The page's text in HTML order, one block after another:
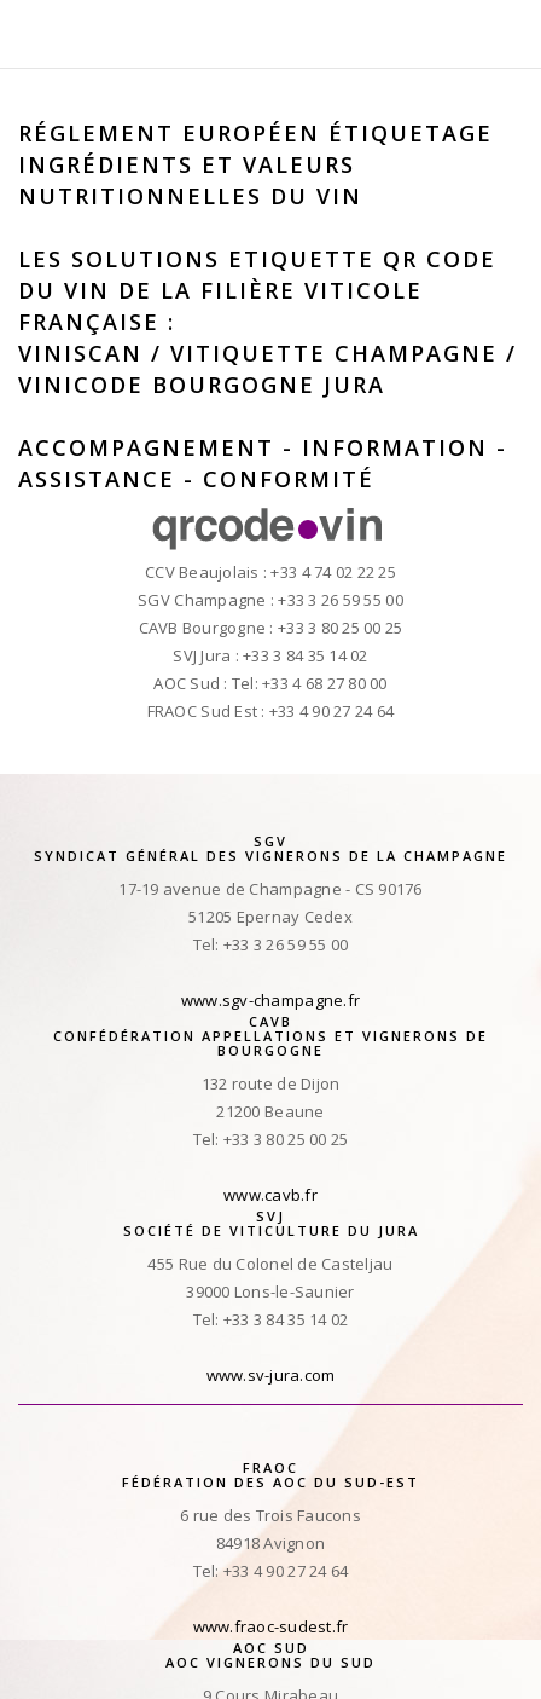
RÉGLEMENT EUROPÉEN ÉTIQUETAGE
INGRÉDIENTS ET VALEURS
NUTRITIONNELLES DU VIN
LES SOLUTIONS ETIQUETTE QR CODE
DU VIN DE LA FILIÈRE VITICOLE
FRANÇAISE :
VINISCAN / VITIQUETTE CHAMPAGNE /
VINICODE BOURGOGNE JURA
ACCOMPAGNEMENT - INFORMATION -
ASSISTANCE - CONFORMITÉ
CCV Beaujolais : +33 4 74 02 22 25
SGV Champagne : +33 3 26 59 55 00
CAVB Bourgogne : +33 3 80 25 00 25
SVJ Jura : +33 3 84 35 14 02
AOC Sud : Tel: +33 4 68 27 80 00
FRAOC Sud Est : +33 4 90 27 24 64
SGV
SYNDICAT GÉNÉRAL DES VIGNERONS DE LA CHAMPAGNE
17-19 avenue de Champagne - CS 90176
51205 Epernay Cedex
Tel: +33 3 26 59 55 00
www.sgv-champagne.fr
CAVB
CONFÉDÉRATION APPELLATIONS ET VIGNERONS DE
BOURGOGNE
132 route de Dijon
21200 Beaune
Tel: +33 3 80 25 00 25
www.cavb.fr
SVJ
SOCIÉTÉ DE VITICULTURE DU JURA
455 Rue du Colonel de Casteljau
39000 Lons-le-Saunier
Tel: +33 3 84 35 14 02
www.sv-jura.com
FRAOC
FÉDÉRATION DES AOC DU SUD-EST
6 rue des Trois Faucons
84918 Avignon
Tel: +33 4 90 27 24 64
www.fraoc-sudest.fr
AOC SUD
AOC VIGNERONS DU SUD